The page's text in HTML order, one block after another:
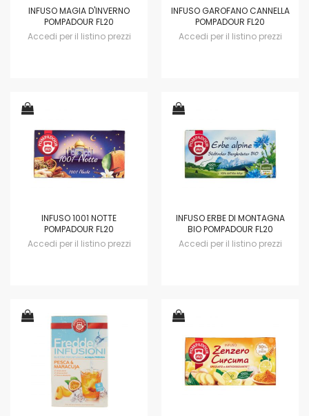
INFUSO MAGIA D'INVERNO
POMPADOUR FL20
Accedi per il listino prezzi
INFUSO GAROFANO CANNELLA
POMPADOUR FL20
Accedi per il listino prezzi
INFUSO 1001 NOTTE
POMPADOUR FL20
Accedi per il listino prezzi
INFUSO ERBE DI MONTAGNA
BIO POMPADOUR FL20
Accedi per il listino prezzi